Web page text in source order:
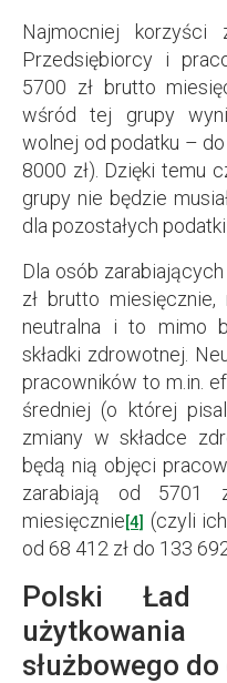
Najmocniej korzyści
Przedsiębiorcy i
5700 zł brutto
wśród tej grupy
wolnej od podatku – do
8000 zł). Dzięki temu
grupy nie będzie
dla pozostałych
Dla osób
zł brutto
neutralna i to mimo
składki zdrowotnej.
pracowników to m.in.
średniej (o której
zmiany w składce
będą nią objęci
zarabiają od
miesięcznie[4] (czyli
od 68 412 zł do 133 692
Polski Ład
służbowego